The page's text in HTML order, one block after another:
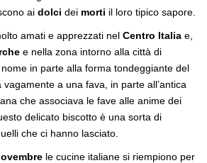
ai dolci dei morti il loro tipico sapore.
amati e apprezzati nel Centro Italia e,
e nella zona intorno alla città di
in parte alla forma tondeggiante del
a una fava, in parte all’antica
che associava le fave alle anime dei
delicato biscotto è una sorta di
che ci hanno lasciato.
le cucine italiane si riempiono per